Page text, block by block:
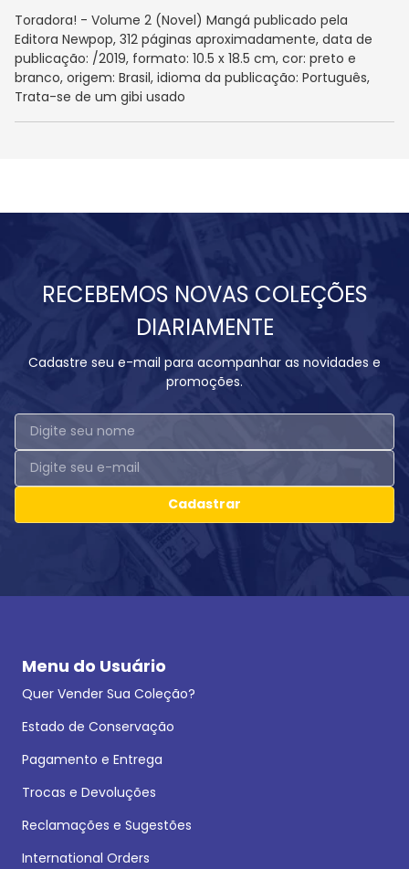
Toradora! - Volume 2 (Novel) Mangá publicado pela
Editora Newpop, 312 páginas aproximadamente, data de
publicação: /2019, formato: 10.5 x 18.5 cm, cor: preto e
branco, origem: Brasil, idioma da publicação: Português,
Trata-se de um gibi usado
RECEBEMOS NOVAS COLEÇÕES
DIARIAMENTE
Cadastre seu e-mail para acompanhar as novidades e
promoções.
Cadastrar
Menu do Usuário
Quer Vender Sua Coleção?
Estado de Conservação
Pagamento e Entrega
Trocas e Devoluções
Reclamações e Sugestões
International Orders